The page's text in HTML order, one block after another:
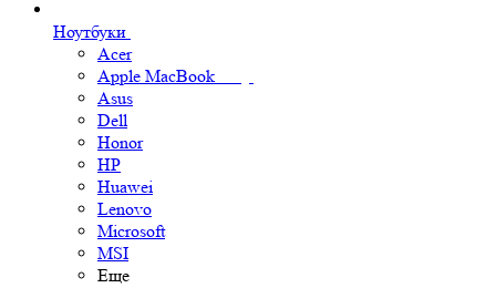
Ноутбуки
Acer
Apple MacBook
Asus
Dell
Honor
HP
Huawei
Lenovo
Microsoft
MSI
Еще